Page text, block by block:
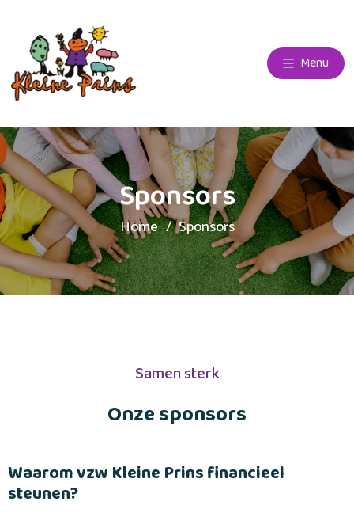
Menu
Sponsors
Home Sponsors
Samen sterk
Onze sponsors
Waarom vzw Kleine Prins financieel
steunen?